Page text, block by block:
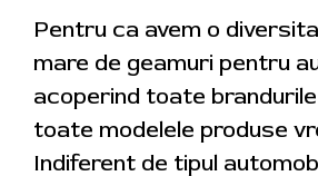
Pentru ca avem o
mare de geamuri pentru
acoperind toate
toate modelele produse
Indiferent de tipul